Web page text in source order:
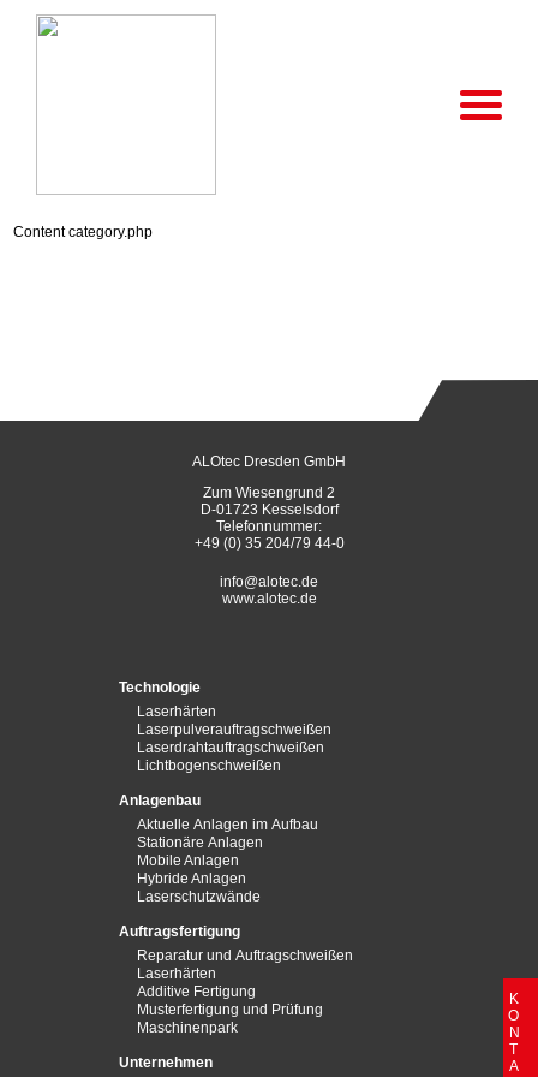
KONTAKT
Content category.php
ALOtec Dresden GmbH
Zum Wiesengrund 2
D-01723 Kesselsdorf
Telefonnummer:
+49 (0) 35 204/79 44-0
info@alotec.de
www.alotec.de
Technologie
Laserhärten
Laserpulverauftragschweißen
Laserdrahtauftragschweißen
Lichtbogenschweißen
Anlagenbau
Aktuelle Anlagen im Aufbau
Stationäre Anlagen
Mobile Anlagen
Hybride Anlagen
Laserschutzwände
Auftragsfertigung
Reparatur und Auftragschweißen
Laserhärten
Additive Fertigung
Musterfertigung und Prüfung
Maschinenpark
Unternehmen